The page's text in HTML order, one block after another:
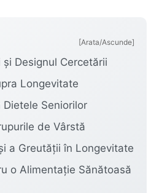
[Arata/Ascunde]
Designul Cercetării
Longevitate
Seniorilor
de Vârstă
a Greutății în Longevitate
o Alimentație Sănătoasă